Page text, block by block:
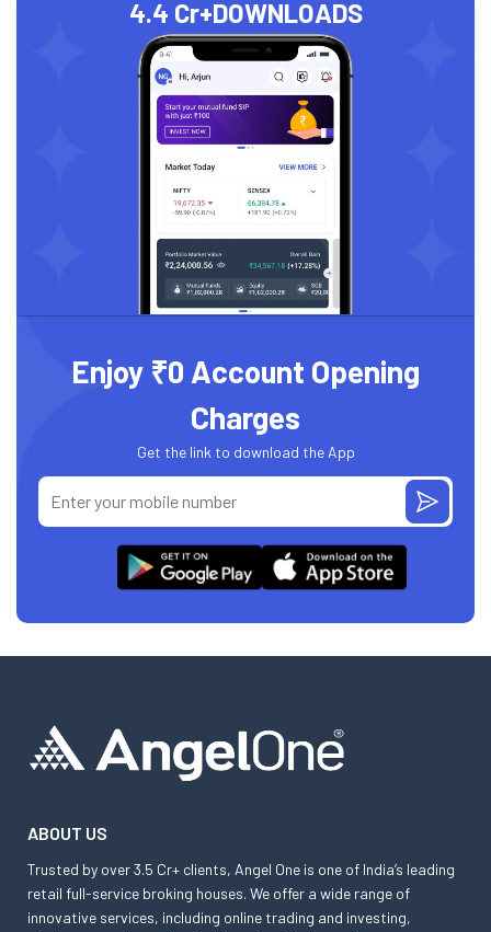
4.4 Cr+DOWNLOADS
Enjoy ₹0 Account Opening
Charges
Get the link to download the App
ABOUT US
Trusted by over 3.5 Cr+ clients, Angel One is one of India’s leading
retail full-service broking houses. We offer a wide range of
innovative services, including online trading and investing,